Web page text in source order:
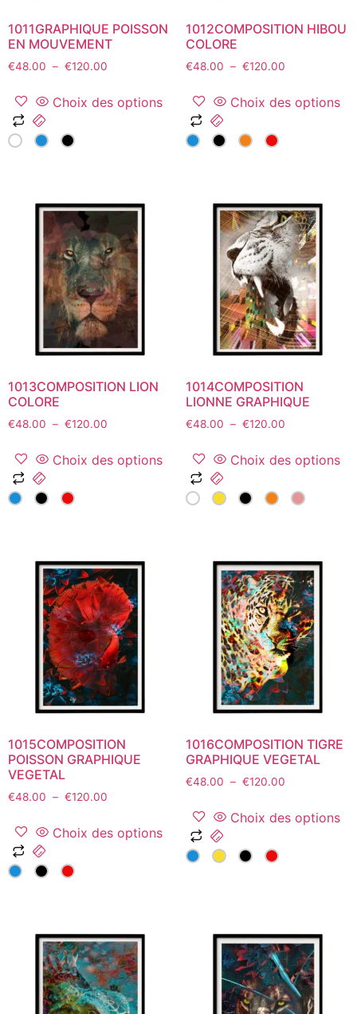
produit
1011GRAPHIQUE POISSON
EN MOUVEMENT
€48.00 – €120.00
prix :
€48.00
Choix des options
Ce
produit
Les
options
peuvent
être
choisies
sur
la
page
produit
1012COMPOSITION HIBOU
COLORE
€48.00 – €120.00Plage
prix :
€48.00
Choix des options
Ce
produit
Les
options
peuvent
être
choisies
sur
la
page
produit
1013COMPOSITION LION
COLORE
€48.00 – €120.00
prix :
€48.00
Choix des options
Ce
produit
Les
options
peuvent
être
choisies
sur
la
page
produit
1014COMPOSITION
LIONNE GRAPHIQUE
€48.00 – €120.00Plage
prix :
€48.00
€120.00
Choix des options
Ce
produit
Les
options
peuvent
être
choisies
sur
la
page
produit
1015COMPOSITION
POISSON GRAPHIQUE
VEGETAL
€48.00 – €120.00
prix :
€48.00
Choix des options
Ce
produit
Les
options
peuvent
être
1016COMPOSITION TIGRE
GRAPHIQUE VEGETAL
€48.00 – €120.00Plage
prix :
€48.00
Choix des options
Ce
produit
Les
options
peuvent
être
choisies